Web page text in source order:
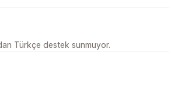
Türkçe destek sunmuyor.